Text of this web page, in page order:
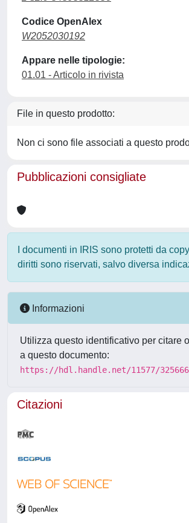
Codice OpenAlex
W2052030192
Appare nelle tipologie:
01.01 - Articolo in rivista
File in questo prodotto:
Non ci sono file associati a questo
Pubblicazioni consigliate
I documenti in IRIS sono protetti da
diritti sono riservati, salvo diversa
Informazioni
Utilizza questo identificativo per citare
a questo documento:
https://hdl.handle.net/11577/
Citazioni